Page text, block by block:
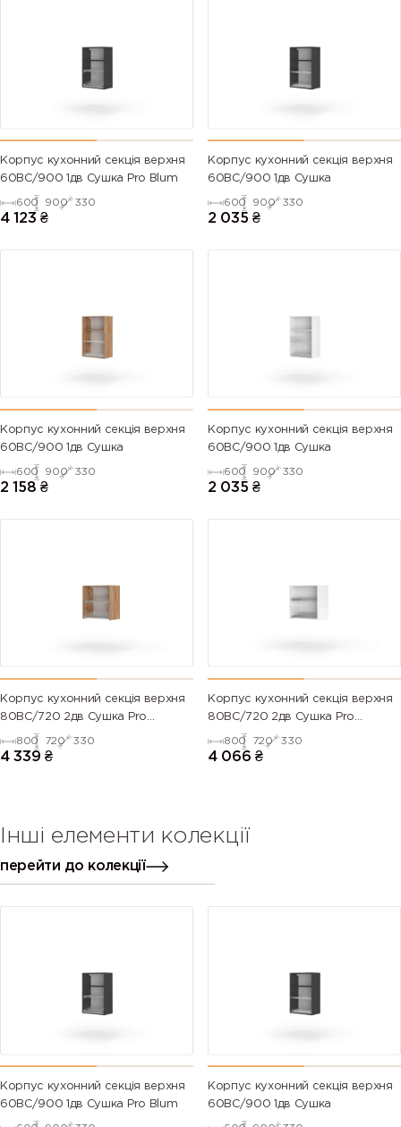
Корпус кухонний секцiя верхня
60ВС/900 1дв Сушка Pro Blum
600 900 330
4 123 ₴
Корпус кухонний секцiя верхня
60ВС/900 1дв Сушка
600 900 330
2 035 ₴
Корпус кухонний секцiя верхня
60ВС/900 1дв Сушка
600 900 330
2 158 ₴
Корпус кухонний секцiя верхня
60ВС/900 1дв Сушка
600 900 330
2 035 ₴
Корпус кухонний секцiя верхня
80ВС/720 2дв Сушка Pro
Blum+Rejs(Дуб Крафт (Серія М))
800 720 330
4 339 ₴
Корпус кухонний секцiя верхня
80ВС/720 2дв Сушка Pro
Blum+Rejs(Білий (Серія М))
800 720 330
4 066 ₴
Інші елементи колекції
перейти до колекції
Корпус кухонний секцiя верхня
60ВС/900 1дв Сушка Pro Blum
Корпус кухонний секцiя верхня
60ВС/900 1дв Сушка